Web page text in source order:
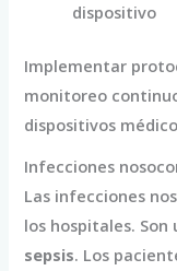
dispositivo
Implementar
monitoreo
dispositivos
Infecciones
Las infecciones
los hospitales.
sepsis. Los